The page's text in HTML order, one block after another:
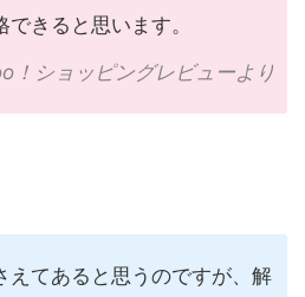
できると思います。
！ショッピングレビューより
えてあると思うのですが、解